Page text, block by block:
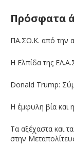
Πρόσφατα
ΠΑ.ΣΟ.Κ. από την
Η Ελπίδα της
Donald Trump:
Η έμφυλη βία και
Τα αξέχαστα και
στην